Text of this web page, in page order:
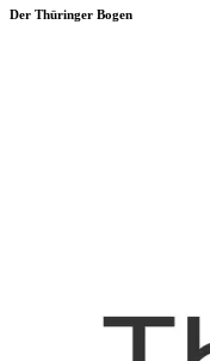
Der Thüringer Bogen